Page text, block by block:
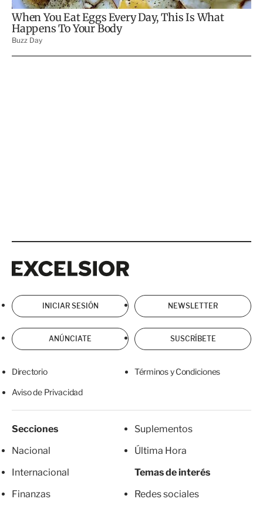
INICIAR SESIÓN NEWSLETTER
ANÚNCIATE SUSCRÍBETE
Directorio Términos y Condiciones
Aviso de Privacidad
Secciones
Nacional
Internacional
Finanzas
Suplementos
Última Hora
Temas de interés
Redes sociales